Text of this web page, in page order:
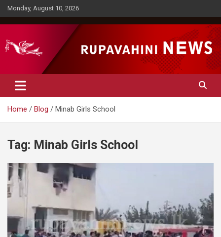
Skip
to
content
Monday, August 10, 2026
Rupavahini News
Home Blog Minab Girls School
Tag: Minab Girls School